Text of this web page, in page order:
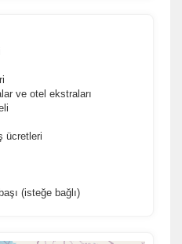
ve otel ekstraları
ücretleri
(isteğe bağlı)